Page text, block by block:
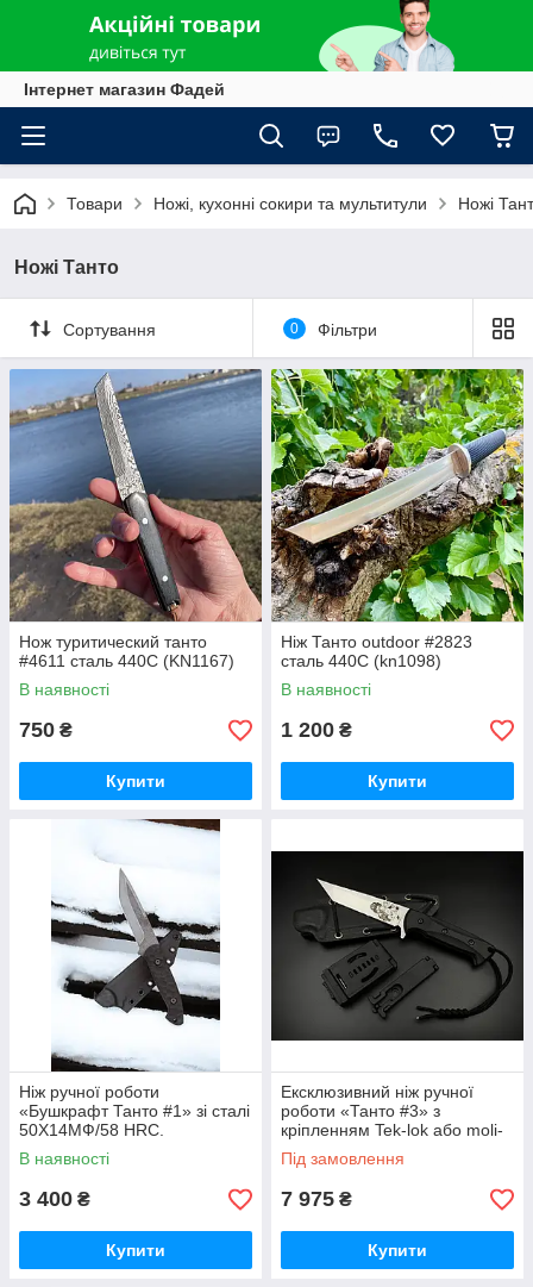
Інтернет магазин Фадей
Товари Ножі, кухонні сокири та мультитули Ножі
Ножі Танто
Сортування 0 Фільтри
Нож туритический танто
#4611 сталь 440С (KN1167)
В наявності
750 ₴
Купити
Ніж Танто outdoor #2823
сталь 440С (kn1098)
В наявності
1 200 ₴
Купити
Ніж ручної роботи
«Бушкрафт Танто #1» зі сталі
50Х14МФ/58 HRC.
В наявності
3 400 ₴
Купити
Ексклюзивний ніж ручної
роботи «Танто #3» з
кріпленням Tek-lok або moli-
lok сталь N690/61 HRC
Під замовлення
7 975 ₴
Купити